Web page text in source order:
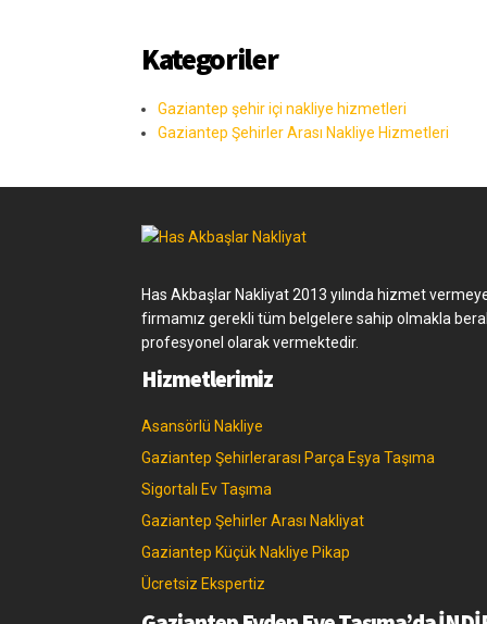
Kategoriler
Gaziantep şehir içi nakliye hizmetleri
Gaziantep Şehirler Arası Nakliye Hizmetleri
Has Akbaşlar Nakliyat 2013 yılında hizmet
firmamız gerekli tüm belgelere sahip olmakla
profesyonel olarak vermektedir.
Hizmetlerimiz
Asansörlü Nakliye
Gaziantep Şehirlerarası Parça Eşya Taşıma
Sigortalı Ev Taşıma
Gaziantep Şehirler Arası Nakliyat
Gaziantep Küçük Nakliye Pikap
Ücretsiz Ekspertiz